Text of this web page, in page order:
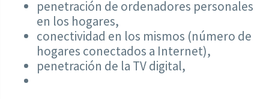
penetración de ordenadores personales
en los hogares,
conectividad en los mismos (número de
hogares conectados a Internet),
penetración de la TV digital,